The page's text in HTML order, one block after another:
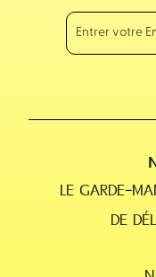
LE GARDE-
DE